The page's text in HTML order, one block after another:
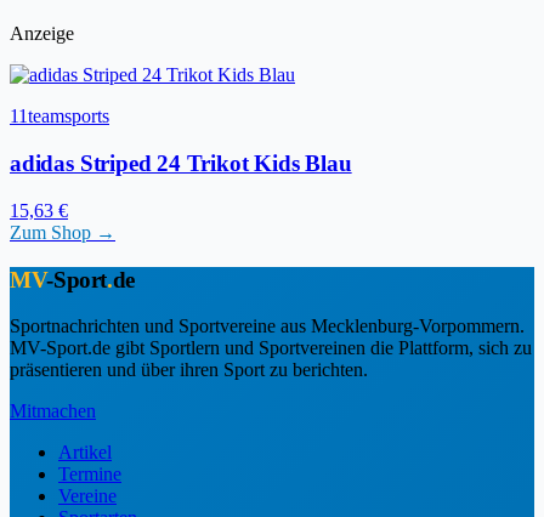
Anzeige
11teamsports
adidas Striped 24 Trikot Kids Blau
15,63 €
Zum Shop →
MV-Sport.de
Sportnachrichten und Sportvereine aus Mecklenburg-Vorpommern.
MV-Sport.de gibt Sportlern und Sportvereinen die Plattform, sich zu
präsentieren und über ihren Sport zu berichten.
Mitmachen
Artikel
Termine
Vereine